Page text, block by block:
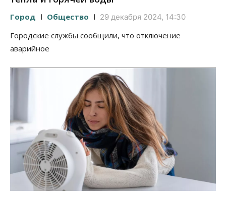
Город Общество 29 декабря 2024, 14:30
Городские службы сообщили, что отключение
аварийное